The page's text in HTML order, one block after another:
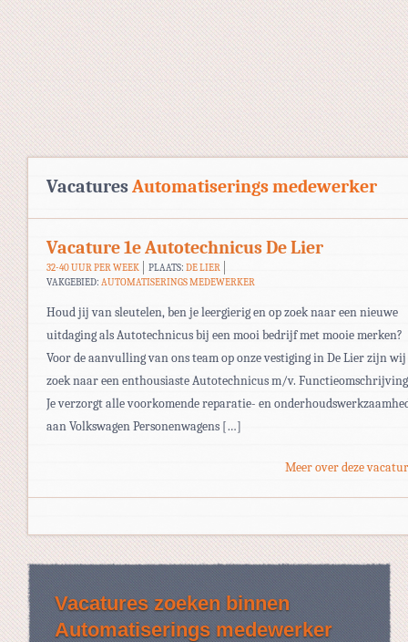
VacaturesAutomatiserings medewerker
Vacature 1e Autotechnicus De Lier
32-40 UUR PER WEEK PLAATS: DE LIER
VAKGEBIED: AUTOMATISERINGS MEDEWERKER
Houd jij van sleutelen, ben je leergierig en op zoek naar een nieuwe
uitdaging als Autotechnicus bij een mooi bedrijf met mooie merken?
Voor de aanvulling van ons team op onze vestiging in De Lier zijn wij
zoek naar een enthousiaste Autotechnicus m/v.
Je verzorgt alle voorkomende reparatie- en
aan Volkswagen Personenwagens […]
Meer over deze
Vacatures zoeken binnen
Automatiserings medewerker